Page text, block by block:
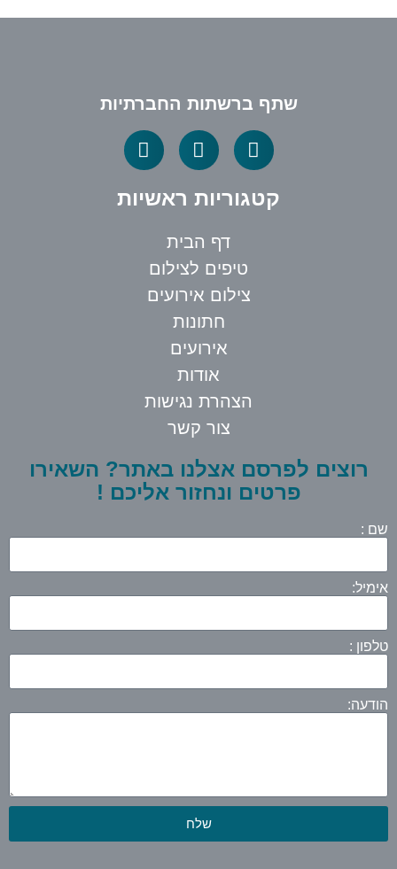
שתף ברשתות החברתיות
קטגוריות ראשיות
דף הבית
טיפים לצילום
צילום אירועים
חתונות
אירועים
אודות
הצהרת נגישות
צור קשר
רוצים לפרסם אצלנו באתר? השאירו
פרטים ונחזור אליכם !
שם :
אימיל:
טלפון :
הודעה:
שלח